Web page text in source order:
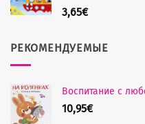
3,65€
РЕКОМЕНДУЕМЫЕ
Воспитание с
10,95€